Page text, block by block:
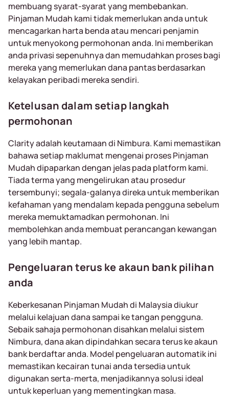
membuang syarat-syarat yang membebankan.
Pinjaman Mudah kami tidak memerlukan anda untuk
mencagarkan harta benda atau mencari penjamin
untuk menyokong permohonan anda. Ini memberikan
anda privasi sepenuhnya dan memudahkan proses bagi
mereka yang memerlukan dana pantas berdasarkan
kelayakan peribadi mereka sendiri.
Ketelusan dalam setiap langkah
permohonan
Clarity adalah keutamaan di Nimbura. Kami memastikan
bahawa setiap maklumat mengenai proses Pinjaman
Mudah dipaparkan dengan jelas pada platform kami.
Tiada terma yang mengelirukan atau prosedur
tersembunyi; segala-galanya direka untuk memberikan
kefahaman yang mendalam kepada pengguna sebelum
mereka memuktamadkan permohonan. Ini
membolehkan anda membuat perancangan kewangan
yang lebih mantap.
Pengeluaran terus ke akaun bank pilihan
anda
Keberkesanan Pinjaman Mudah di Malaysia diukur
melalui kelajuan dana sampai ke tangan pengguna.
Sebaik sahaja permohonan disahkan melalui sistem
Nimbura, dana akan dipindahkan secara terus ke akaun
bank berdaftar anda. Model pengeluaran automatik ini
memastikan kecairan tunai anda tersedia untuk
digunakan serta-merta, menjadikannya solusi ideal
untuk keperluan yang mementingkan masa.